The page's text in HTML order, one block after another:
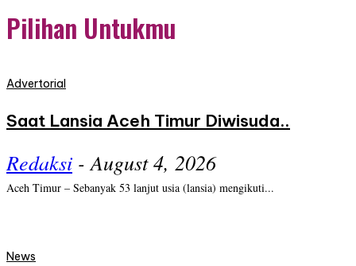
Pilihan Untukmu
Advertorial
Saat Lansia Aceh Timur Diwisuda..
Redaksi - August 4, 2026
Aceh Timur – Sebanyak 53 lanjut usia (lansia) mengikuti...
News